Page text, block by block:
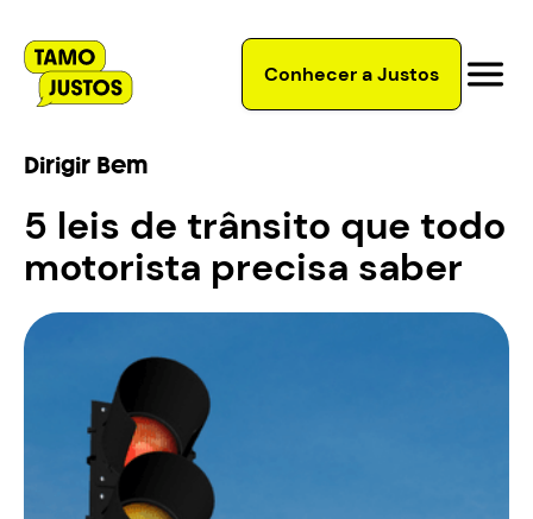
Conhecer a Justos
Dirigir Bem
5 leis de trânsito que todo
motorista precisa saber